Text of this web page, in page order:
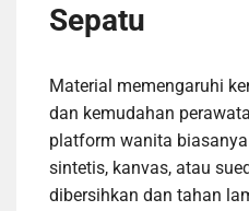
Sepatu
Material memengaruhi
dan kemudahan
platform wanita
sintetis, kanvas, atau
dibersihkan dan tahan